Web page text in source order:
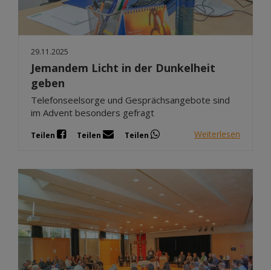
29.11.2025
Jemandem Licht in der Dunkelheit
geben
Telefonseelsorge und Gesprächsangebote sind
im Advent besonders gefragt
Teilen Teilen Teilen Weiterlesen